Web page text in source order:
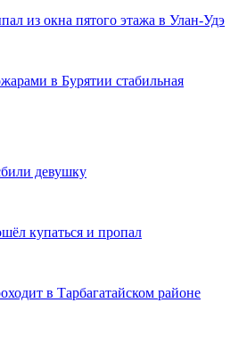
из окна пятого этажа в Улан-Удэ
в Бурятии стабильная
девушку
купаться и пропал
в Тарбагатайском районе